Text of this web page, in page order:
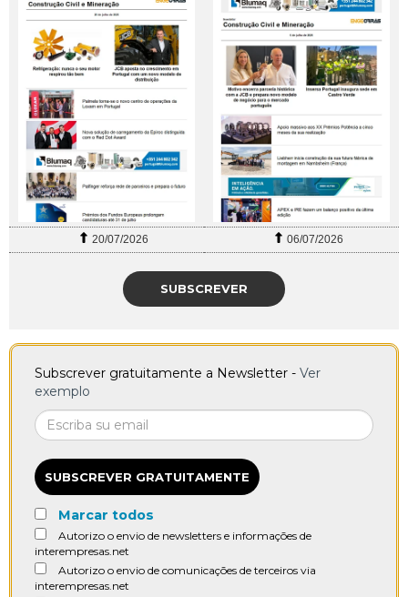
20/07/2026 06/07/2026
SUBSCREVER
Subscrever gratuitamente a Newsletter - Ver
exemplo
SUBSCREVER GRATUITAMENTE
Marcar todos
Autorizo o envio de newsletters e informações de
interempresas.net
Autorizo o envio de comunicações de terceiros via
interempresas.net